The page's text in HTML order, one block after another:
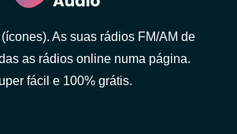
As suas rádios FM/AM de
as rádios online numa página.
fácil e 100% grátis.